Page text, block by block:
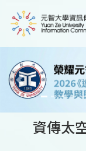
Previous
資傳太